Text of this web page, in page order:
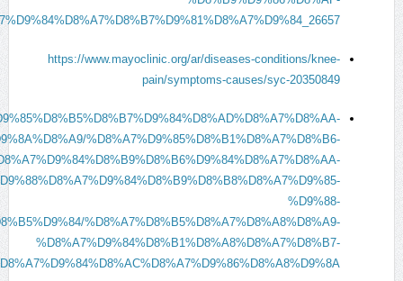
https://www.mayoclinic.org/ar/diseases-conditions/knee-
pain/symptoms-causes/syc-20350849
%D8%A7%D9%85%D8%B1%D8%A7%D8%B6-
%D9%88-
%D8%A7%D8%B5%D8%A7%D8%A8%D8%A9-
%D8%A7%D9%84%D8%B1%D8%A8%D8%A7%D8%B7-